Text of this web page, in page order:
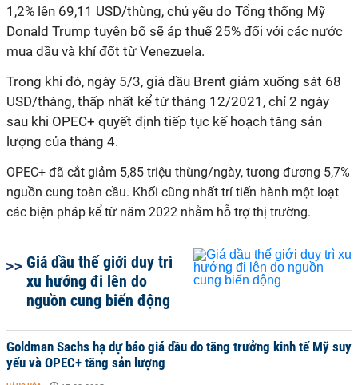
1,2% lên 69,11 USD/thùng, chủ yếu do Tổng thống Mỹ
Donald Trump tuyên bố sẽ áp thuế 25% đối với các nước
mua dầu và khí đốt từ Venezuela.
Trong khi đó, ngày 5/3, giá dầu Brent giảm xuống sát 68
USD/thàng, thấp nhất kể từ tháng 12/2021, chỉ 2 ngày
sau khi OPEC+ quyết định tiếp tục kế hoạch tăng sản
lượng của tháng 4.
OPEC+ đã cắt giảm 5,85 triệu thùng/ngày, tương đương 5,7%
nguồn cung toàn cầu. Khối cũng nhất trí tiến hành một loạt
các biện pháp kể từ năm 2022 nhằm hỗ trợ thị trường.
Giá dầu thế giới duy trì
xu hướng đi lên do
nguồn cung biến động
Goldman Sachs hạ dự báo giá dầu do tăng trưởng kinh tế Mỹ suy
yếu và OPEC+ tăng sản lượng